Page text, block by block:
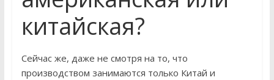
китайская?
Сейчас же, даже не смотря на то, что
производством занимаются только Китай и